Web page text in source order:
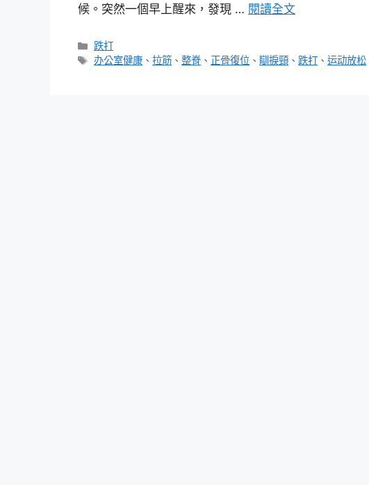
候。突然一個早上醒來，發現 … 閱讀全文
分
類
跌打
標
办公室健康 、拉筋 、整脊 、 正骨復位 、 瞓捩頸 、 跌打 、运动放松